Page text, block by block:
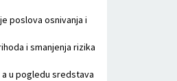
poslova osnivanja i
i smanjenja rizika
u pogledu sredstava